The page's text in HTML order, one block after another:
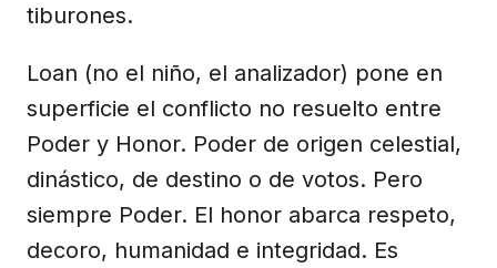
tiburones.
Loan (no el niño, el analizador) pone en
superficie el conflicto no resuelto entre
Poder y Honor. Poder de origen celestial,
dinástico, de destino o de votos. Pero
siempre Poder. El honor abarca respeto,
decoro, humanidad e integridad. Es